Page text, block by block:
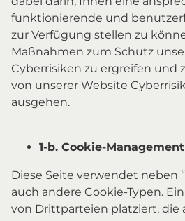
funktionierende und
zur Verfügung stellen zu
Maßnahmen zum Schutz
Cyberrisiken zu ergreifen und
von unserer Website
ausgehen.
1-b. Cookie-Management
Diese Seite verwendet neben
auch andere Cookie-Typen.
von Drittparteien platziert, die